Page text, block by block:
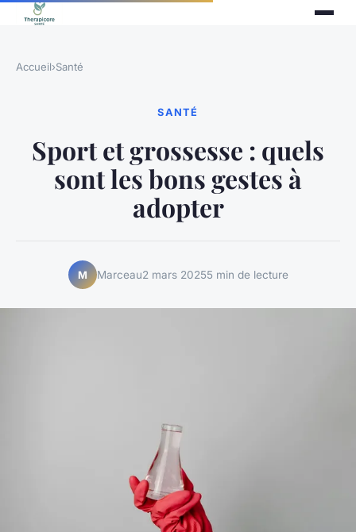
Accueil›Santé
SANTÉ
Sport et grossesse : quels
sont les bons gestes à
adopter
M Marceau2 mars 20255 min de lecture